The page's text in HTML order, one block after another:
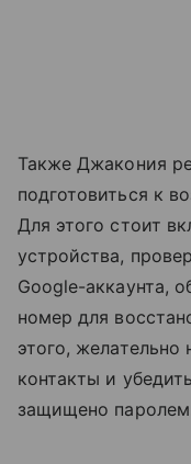
Также Джакония
подготовиться к
Для этого стоит
устройства,
Google-аккаунта,
номер для
этого, желательно
контакты и
защищено